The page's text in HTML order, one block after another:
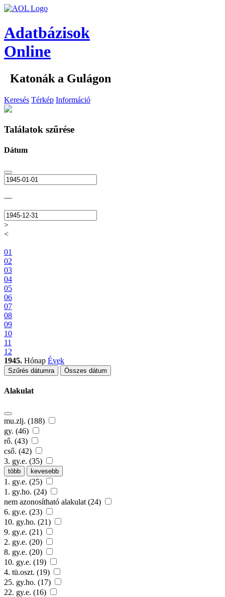
Adatbázisok
Online
Katonák a Gulágon
Keresés Térkép Információ
Találatok szűrése
Dátum
—
>
<
01
02
03
04
05
06
07
08
09
10
11
12
1945. Hónap Évek
Szűrés dátumra Összes dátum
Alakulat
mu.zlj. (188)
gy. (46)
rő. (43)
cső. (42)
3. gy.e. (35)
több kevesebb
1. gy.e. (25)
1. gy.ho. (24)
nem azonosítható alakulat (24)
6. gy.e. (23)
10. gy.ho. (21)
9. gy.e. (21)
2. gy.e. (20)
8. gy.e. (20)
10. gy.e. (19)
4. tü.oszt. (19)
25. gy.ho. (17)
22. gy.e. (16)